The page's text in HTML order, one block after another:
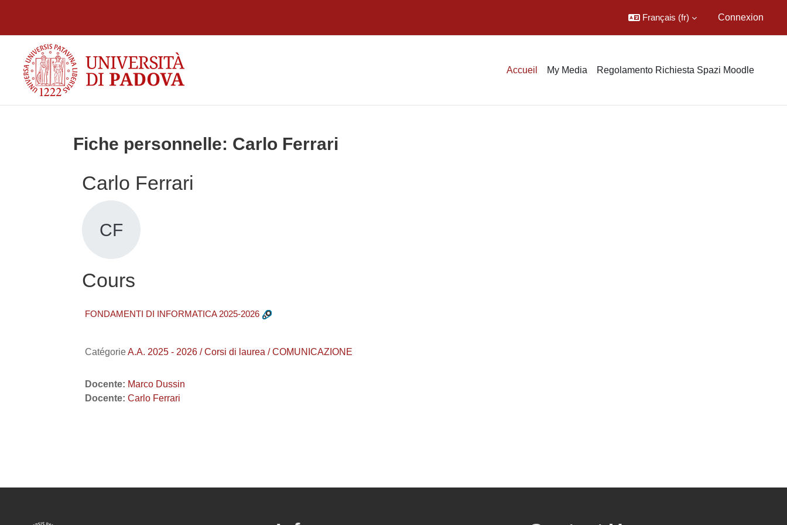
Français ‎(fr)‎ Connexion
Accueil My Media Regolamento Richiesta Spazi Moodle
Fiche personnelle: Carlo Ferrari
Carlo Ferrari
CF
Cours
FONDAMENTI DI INFORMATICA 2025-2026
CatégorieA.A. 2025 - 2026 / Corsi di laurea / COMUNICAZIONE
Docente: Marco Dussin
Docente: Carlo Ferrari